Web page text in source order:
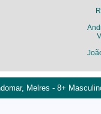
Melres - 8+